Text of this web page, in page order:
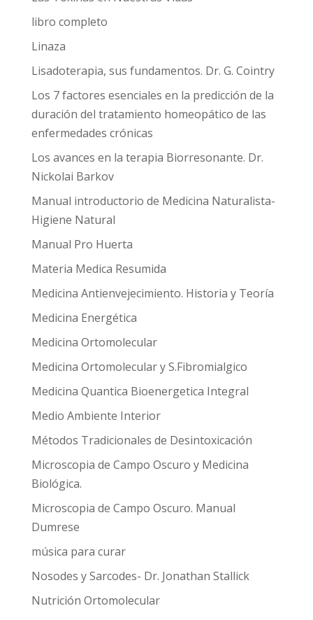
libro completo
Linaza
Lisadoterapia, sus fundamentos. Dr. G. Cointry
Los 7 factores esenciales en la predicción de la
duración del tratamiento homeopático de las
enfermedades crónicas
Los avances en la terapia Biorresonante. Dr.
Nickolai Barkov
Manual introductorio de Medicina Naturalista-
Higiene Natural
Manual Pro Huerta
Materia Medica Resumida
Medicina Antienvejecimiento. Historia y Teoría
Medicina Energética
Medicina Ortomolecular
Medicina Ortomolecular y S.Fibromialgico
Medicina Quantica Bioenergetica Integral
Medio Ambiente Interior
Métodos Tradicionales de Desintoxicación
Microscopia de Campo Oscuro y Medicina
Biológica.
Microscopia de Campo Oscuro. Manual
Dumrese
música para curar
Nosodes y Sarcodes- Dr. Jonathan Stallick
Nutrición Ortomolecular